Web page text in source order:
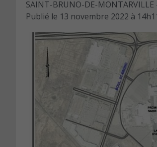
SAINT-BRUNO-DE-MONTARVILLE
Publié le 13 novembre 2022 à